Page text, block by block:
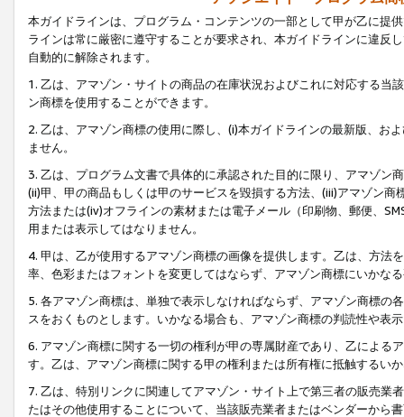
本ガイドラインは、プログラム・コンテンツの一部として甲が乙に提
ラインは常に厳密に遵守することが要求され、本ガイドラインに違反
自動的に解除されます。
1. 乙は、アマゾン・サイトの商品の在庫状況およびこれに対応する
ン商標を使用することができます。
2. 乙は、アマゾン商標の使用に際し、(i)本ガイドラインの最新版、お
ません。
3. 乙は、プログラム文書で具体的に承認された目的に限り、アマゾン
(ii)甲、甲の商品もしくは甲のサービスを毀損する方法、(iii)アマゾン
方法または(iv)オフラインの素材または電子メール（印刷物、郵便、
用または表示してはなりません。
4. 甲は、乙が使用するアマゾン商標の画像を提供します。乙は、方
率、色彩またはフォントを変更してはならず、アマゾン商標にいかな
5. 各アマゾン商標は、単独で表示しなければならず、アマゾン商標
スをおくものとします。いかなる場合も、アマゾン商標の判読性や表
6. アマゾン商標に関する一切の権利が甲の専属財産であり、乙による
す。乙は、アマゾン商標に関する甲の権利または所有権に抵触するい
7. 乙は、特別リンクに関連してアマゾン・サイト上で第三者の販売
たはその他使用することについて、当該販売業者またはベンダーから